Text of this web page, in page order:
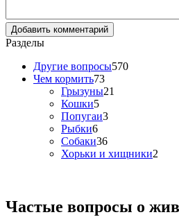
Разделы
Другие вопросы570
Чем кормить73
Грызуны21
Кошки5
Попугаи3
Рыбки6
Собаки36
Хорьки и хищники2
Частые вопросы о